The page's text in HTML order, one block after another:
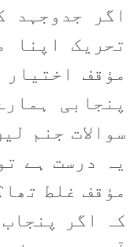
اگر جدوجہد
تحریک اپنا
مؤقف
پنجابی
سوالات جنم
یہ درست ہے
مؤقف غلط
کہ اگر